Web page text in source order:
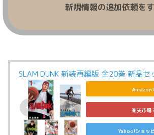
新規情報の追加依頼を
SLAM DUNK 新装再編版 全20巻 新品セ
Amazon
楽天市場
Yahoo!ショッ